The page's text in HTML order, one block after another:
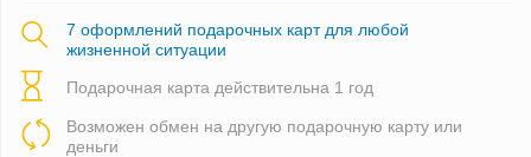
7 оформлений подарочных карт для любой
жизненной ситуации
Подарочная карта действительна 1 год
Возможен обмен на другую подарочную карту или
деньги